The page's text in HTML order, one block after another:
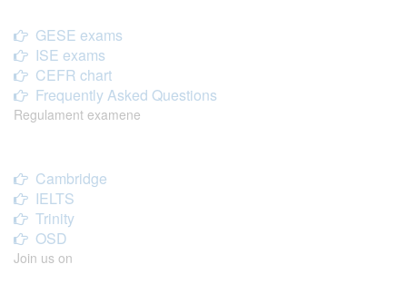
GESE exams
ISE exams
CEFR chart
Frequently Asked Questions
Regulament examene
Cambridge
IELTS
Trinity
OSD
Join us on